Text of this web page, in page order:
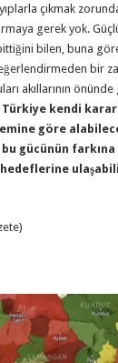
çıkmak
gerek yok.
bittiğini bilen, buna
bir
akıllarının
Türkiye kendi
göre
gücünün farkına